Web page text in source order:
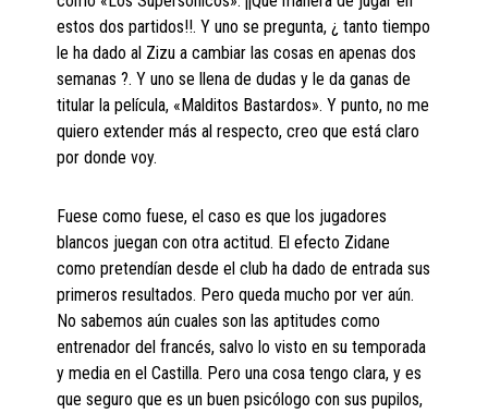
estos dos partidos!!. Y uno se pregunta, ¿ tanto tiempo
le ha dado al Zizu a cambiar las cosas en apenas dos
semanas ?. Y uno se llena de dudas y le da ganas de
titular la película, «Malditos Bastardos». Y punto, no me
quiero extender más al respecto, creo que está claro
por donde voy.
Fuese como fuese, el caso es que los jugadores
blancos juegan con otra actitud. El efecto Zidane
como pretendían desde el club ha dado de entrada sus
primeros resultados. Pero queda mucho por ver aún.
No sabemos aún cuales son las aptitudes como
entrenador del francés, salvo lo visto en su temporada
y media en el Castilla. Pero una cosa tengo clara, y es
que seguro que es un buen psicólogo con sus pupilos,